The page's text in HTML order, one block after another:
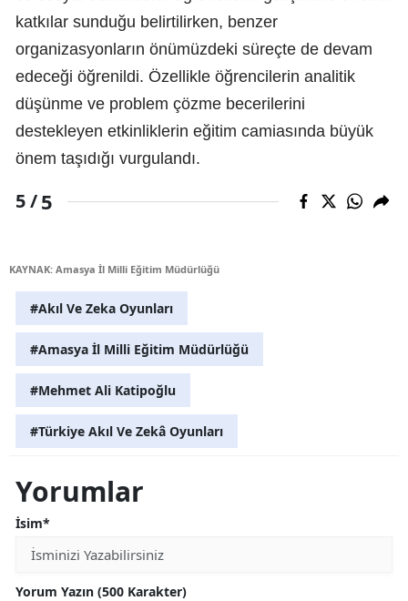
katkılar sunduğu belirtilirken, benzer
organizasyonların önümüzdeki süreçte de devam
edeceği öğrenildi. Özellikle öğrencilerin analitik
düşünme ve problem çözme becerilerini
destekleyen etkinliklerin eğitim camiasında büyük
önem taşıdığı vurgulandı.
5 /5
KAYNAK: Amasya İl Milli Eğitim Müdürlüğü
#Akıl Ve Zeka Oyunları
#Amasya İl Milli Eğitim Müdürlüğü
#Mehmet Ali Katipoğlu
#Türkiye Akıl Ve Zekâ Oyunları
Yorumlar
İsim*
Yorum Yazın (500 Karakter)